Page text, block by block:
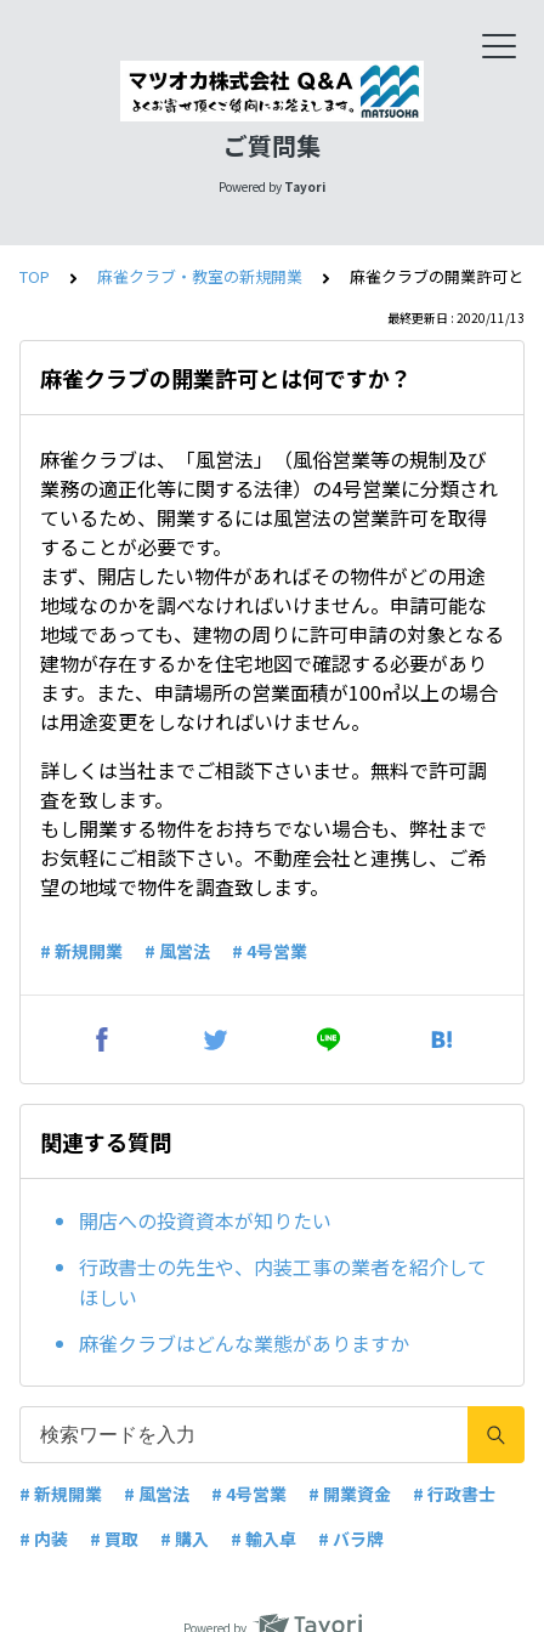
ご質問集
Powered by Tayori
TOP 麻雀クラブ・教室の新規開業 麻雀クラブの開業許可と
最終更新日 : 2020/11/13
麻雀クラブの開業許可とは何ですか？
麻雀クラブは、「風営法」（風俗営業等の規制及び
業務の適正化等に関する法律）の4号営業に分類され
ているため、開業するには風営法の営業許可を取得
することが必要です。
まず、開店したい物件があればその物件がどの用途
地域なのかを調べなければいけません。申請可能な
地域であっても、建物の周りに許可申請の対象となる
建物が存在するかを住宅地図で確認する必要があり
ます。また、申請場所の営業面積が100㎥以上の場合
は用途変更をしなければいけません。
詳しくは当社までご相談下さいませ。無料で許可調
査を致します。
もし開業する物件をお持ちでない場合も、弊社まで
お気軽にご相談下さい。不動産会社と連携し、ご希
望の地域で物件を調査致します。
# 新規開業 # 風営法 # 4号営業
関連する質問
開店への投資資本が知りたい
行政書士の先生や、内装工事の業者を紹介して
ほしい
麻雀クラブはどんな業態がありますか
# 新規開業 # 風営法 # 4号営業 # 開業資金
# 行政書士
# 内装
# 買取 # 購入 # 輸入卓 # バラ牌
Powered by